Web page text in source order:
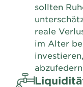
sollten
reale
im Alter